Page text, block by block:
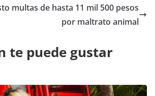
multas de hasta 11 mil 500 pesos
por maltrato animal
te puede gustar